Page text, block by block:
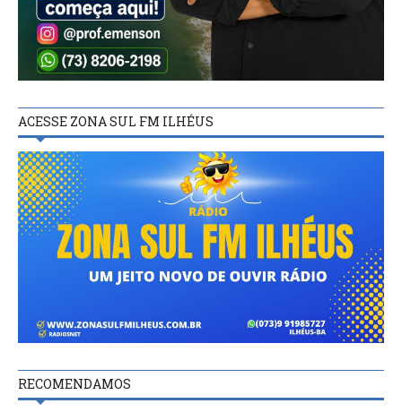
ACESSE ZONA SUL FM ILHÉUS
RECOMENDAMOS